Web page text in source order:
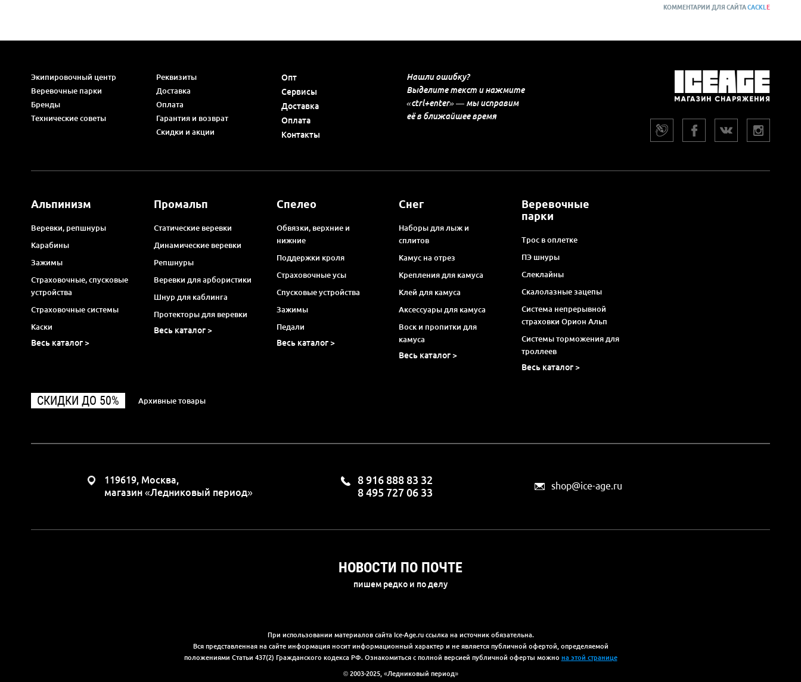
КОММЕНТАРИИ ДЛЯ САЙТАCACKL E
Экипировочный центр
Веревочные парки
Бренды
Технические советы
Реквизиты
Доставка
Оплата
Гарантия и возврат
Скидки и акции
Опт
Сервисы
Доставка
Оплата
Контакты
Нашли ошибку?
Выделите текст и нажмите
«ctrl+enter» — мы исправим
её в ближайшее время
Альпинизм
Веревки, репшнуры
Карабины
Зажимы
Страховочные, спусковые
устройства
Страховочные системы
Каски
Весь каталог >
Промальп
Статические веревки
Динамические веревки
Репшнуры
Веревки для арбористики
Шнур для каблинга
Протекторы для веревки
Весь каталог >
Спелео
Обвязки, верхние и
нижние
Поддержки кроля
Страховочные усы
Спусковые устройства
Зажимы
Педали
Весь каталог >
Снег
Наборы для лыж и
сплитов
Камус на отрез
Крепления для камуса
Клей для камуса
Аксессуары для камуса
Воск и пропитки для
камуса
Весь каталог >
Веревочные
парки
Трос в оплетке
ПЭ шнуры
Слеклайны
Скалолазные зацепы
Система непрерывной
страховки Орион Альп
Системы торможения для
троллеев
Весь каталог >
СКИДКИ ДО 50% Архивные товары
119619, Москва,
магазин «Ледниковый период»
8 916 888 83 32
8 495 727 06 33
shop@ice-age.ru
НОВОСТИ ПО ПОЧТЕ
пишем редко и по делу
При использовании материалов сайта Ice-Age.ru ссылка на источник обязательна.
Вся представленная на сайте информация носит информационный характер и не является публичной офертой, определяемой
положениями Статьи 437(2) Гражданского кодекса РФ. Ознакомиться с полной версией публичной оферты можно на этой странице
© 2003-2025, «Ледниковый период»